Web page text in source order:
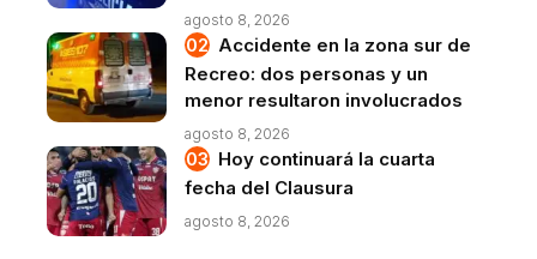
agosto 8, 2026
Accidente en la zona sur de
Recreo: dos personas y un
menor resultaron involucrados
agosto 8, 2026
Hoy continuará la cuarta
fecha del Clausura
agosto 8, 2026